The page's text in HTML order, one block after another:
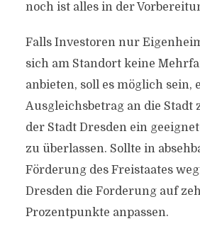
noch ist alles in der
Falls Investoren nur
sich am Standort keine
anbieten, soll es möglich sein,
Ausgleichsbetrag an die Stadt
der Stadt Dresden ein
zu überlassen. Sollte in
Förderung des Freistaates
Dresden die Forderung auf
Prozentpunkte anpassen.